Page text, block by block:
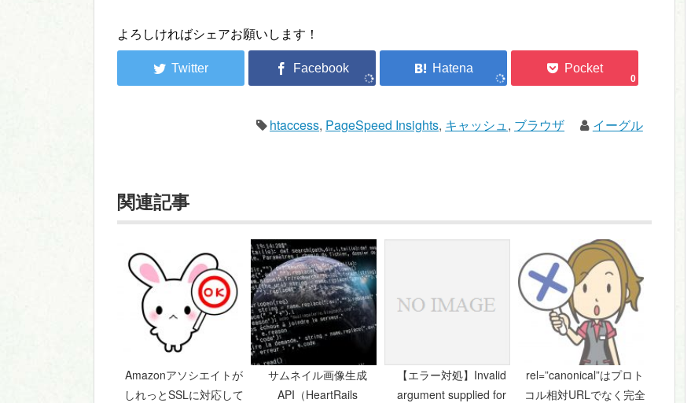
よろしければシェアお願いします！
0
htaccess, PageSpeed Insights, キャッシュ, ブラウザ イーグル
関連記事
Amazonアソシエイトが
しれっとSSLに対応して
サムネイル画像生成
API（HeartRails
【エラー対処】Invalid
argument supplied for
rel=”canonical”はプロト
コル相対URLでなく完全